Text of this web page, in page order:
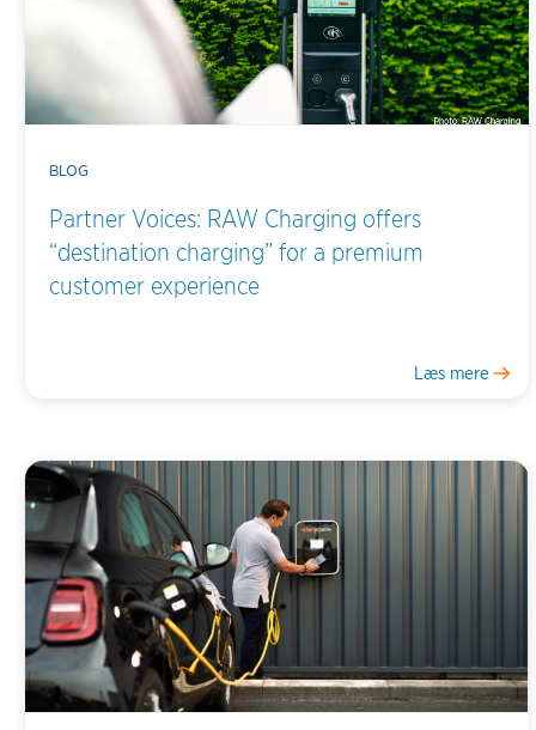
BLOG
Partner Voices: RAW Charging offers
“destination charging” for a premium
customer experience
Læs mere